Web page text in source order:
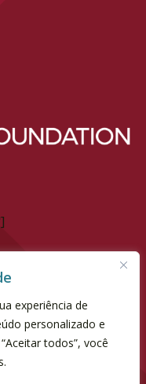
experiência de
personalizado e
todos”, você
Latin